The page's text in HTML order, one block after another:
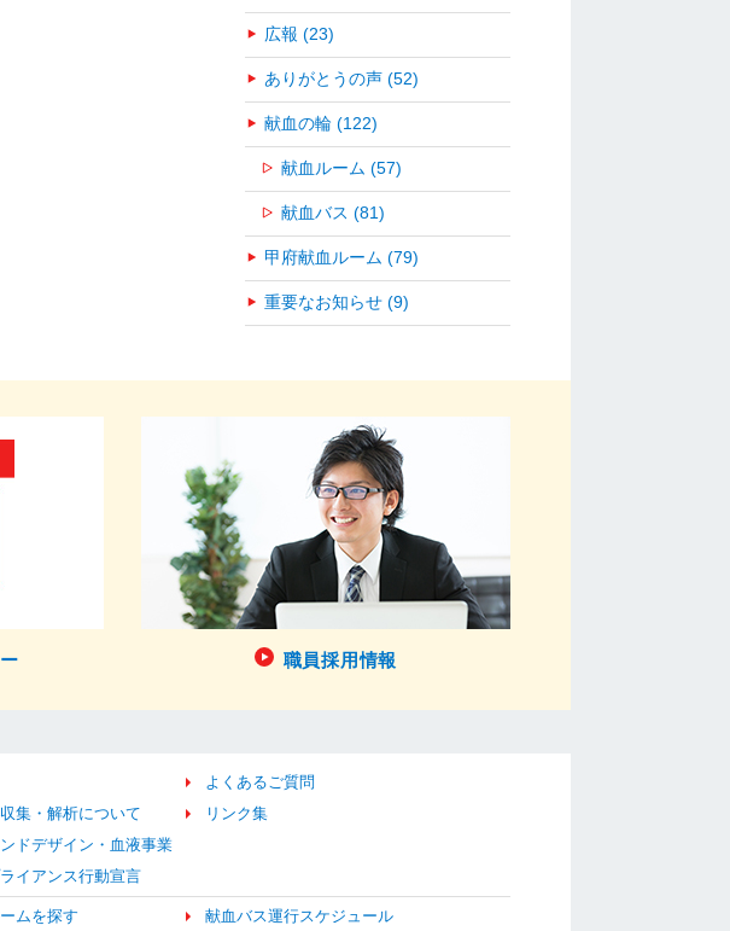
広報 (23)
ありがとうの声 (52)
献血の輪 (122)
献血ルーム (57)
献血バス (81)
甲府献血ルーム (79)
重要なお知らせ (9)
職員採用情報
よくあるご質問
集・解析について
リンク集
ドデザイン・血液事業
イアンス行動宣言
ムを探す 献血バス運行スケジュール